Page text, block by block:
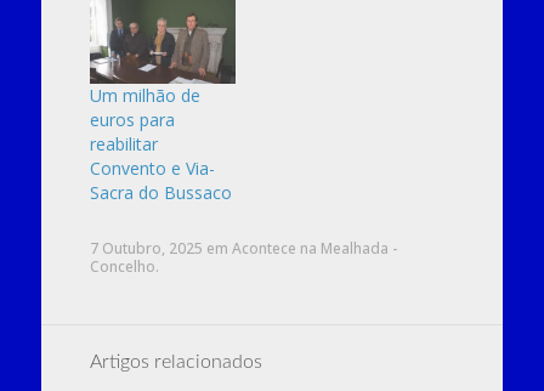
Um milhão de
euros para
reabilitar
Convento e Via-
Sacra do Bussaco
7 Outubro, 2025 em Acontece na Mealhada -
Concelho.
Artigos relacionados